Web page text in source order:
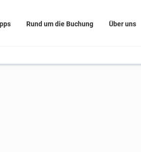
Rund um die Buchung Über uns